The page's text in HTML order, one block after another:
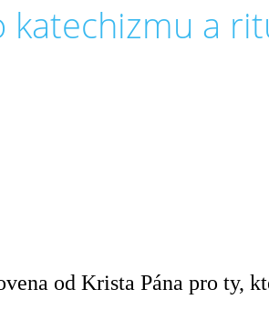
katechizmu a
od Krista Pána pro ty,